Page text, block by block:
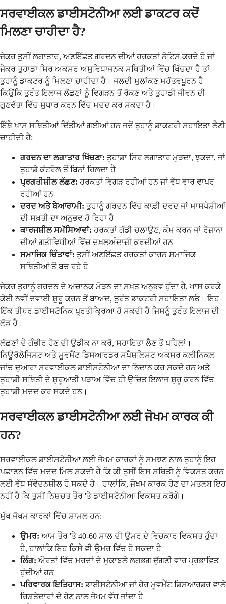
ਸਰਵਾਈਕਲ ਡਾਈਸਟੋਨੀਆ ਲਈ ਡਾਕਟਰ ਕਦੋਂ
ਮਿਲਣਾ ਚਾਹੀਦਾ ਹੈ?
ਜੇਕਰ ਤੁਸੀਂ ਲਗਾਤਾਰ, ਅਣਇੱਛਤ ਗਰਦਨ ਦੀਆਂ ਹਰਕਤਾਂ ਨੋਟਿਸ ਕਰਦੇ ਹੋ ਜਾਂ
ਜੇਕਰ ਤੁਹਾਡਾ ਸਿਰ ਅਕਸਰ ਅਸੁਵਿਧਾਜਨਕ ਸਥਿਤੀਆਂ ਵਿੱਚ ਖਿੱਚਦਾ ਹੈ ਤਾਂ
ਤੁਹਾਨੂੰ ਡਾਕਟਰ ਨੂੰ ਮਿਲਣਾ ਚਾਹੀਦਾ ਹੈ। ਜਲਦੀ ਮੁਲਾਂਕਣ ਮਹੱਤਵਪੂਰਨ ਹੈ
ਕਿਉਂਕਿ ਤੁਰੰਤ ਇਲਾਜ ਲੱਛਣਾਂ ਨੂੰ ਵਿਗੜਨ ਤੋਂ ਰੋਕਣ ਅਤੇ ਤੁਹਾਡੀ ਜੀਵਨ ਦੀ
ਗੁਣਵੱਤਾ ਵਿੱਚ ਸੁਧਾਰ ਕਰਨ ਵਿੱਚ ਮਦਦ ਕਰ ਸਕਦਾ ਹੈ।
ਇੱਥੇ ਖਾਸ ਸਥਿਤੀਆਂ ਦਿੱਤੀਆਂ ਗਈਆਂ ਹਨ ਜਦੋਂ ਤੁਹਾਨੂੰ ਡਾਕਟਰੀ ਸਹਾਇਤਾ ਲੈਣੀ
ਚਾਹੀਦੀ ਹੈ:
ਗਰਦਨ ਦਾ ਲਗਾਤਾਰ ਖਿੱਚਣਾ: ਤੁਹਾਡਾ ਸਿਰ ਲਗਾਤਾਰ ਮੁੜਦਾ, ਝੁਕਦਾ, ਜਾਂ
ਤੁਹਾਡੇ ਕੰਟਰੋਲ ਤੋਂ ਬਿਨਾਂ ਹਿਲਦਾ ਹੈ
ਪ੍ਰਗਤੀਸ਼ੀਲ ਲੱਛਣ: ਹਰਕਤਾਂ ਵਿਗੜ ਰਹੀਆਂ ਹਨ ਜਾਂ ਵੱਧ ਵਾਰ ਵਾਪਰ
ਰਹੀਆਂ ਹਨ
ਦਰਦ ਅਤੇ ਬੇਆਰਾਮੀ: ਤੁਹਾਨੂੰ ਗਰਦਨ ਵਿੱਚ ਕਾਫ਼ੀ ਦਰਦ ਜਾਂ ਮਾਸਪੇਸ਼ੀਆਂ
ਦੀ ਸਖ਼ਤੀ ਦਾ ਅਨੁਭਵ ਹੋ ਰਿਹਾ ਹੈ
ਕਾਰਜਸ਼ੀਲ ਸਮੱਸਿਆਵਾਂ: ਹਰਕਤਾਂ ਗੱਡੀ ਚਲਾਉਣ, ਕੰਮ ਕਰਨ ਜਾਂ ਰੋਜ਼ਾਨਾ
ਦੀਆਂ ਗਤੀਵਿਧੀਆਂ ਵਿੱਚ ਦਖ਼ਲਅੰਦਾਜ਼ੀ ਕਰਦੀਆਂ ਹਨ
ਸਮਾਜਿਕ ਚਿੰਤਾਵਾਂ: ਤੁਸੀਂ ਅਣਇੱਛਤ ਹਰਕਤਾਂ ਕਾਰਨ ਸਮਾਜਿਕ
ਸਥਿਤੀਆਂ ਤੋਂ ਬਚ ਰਹੇ ਹੋ
ਜੇਕਰ ਤੁਹਾਨੂੰ ਗਰਦਨ ਦੇ ਅਚਾਨਕ ਮੋੜਨ ਦਾ ਸਖ਼ਤ ਅਨੁਭਵ ਹੁੰਦਾ ਹੈ, ਖਾਸ ਕਰਕੇ
ਕੋਈ ਨਵੀਂ ਦਵਾਈ ਸ਼ੁਰੂ ਕਰਨ ਤੋਂ ਬਾਅਦ, ਤੁਰੰਤ ਡਾਕਟਰੀ ਸਹਾਇਤਾ ਲਓ। ਇਹ
ਇੱਕ ਤੀਬਰ ਡਾਈਸਟੋਨਿਕ ਪ੍ਰਤੀਕ੍ਰਿਆ ਹੋ ਸਕਦੀ ਹੈ ਜਿਸਨੂੰ ਤੁਰੰਤ ਇਲਾਜ ਦੀ
ਲੋੜ ਹੈ।
ਲੱਛਣਾਂ ਦੇ ਗੰਭੀਰ ਹੋਣ ਦੀ ਉਡੀਕ ਨਾ ਕਰੋ, ਸਹਾਇਤਾ ਲੈਣ ਤੋਂ ਪਹਿਲਾਂ।
ਨਿਊਰੋਲੋਜਿਸਟ ਅਤੇ ਮੂਵਮੈਂਟ ਡਿਸਆਰਡਰ ਸਪੈਸ਼ਲਿਸਟ ਅਕਸਰ ਕਲੀਨਿਕਲ
ਜਾਂਚ ਦੁਆਰਾ ਸਰਵਾਈਕਲ ਡਾਈਸਟੋਨੀਆ ਦਾ ਨਿਦਾਨ ਕਰ ਸਕਦੇ ਹਨ ਅਤੇ
ਤੁਹਾਡੀ ਸਥਿਤੀ ਦੇ ਸ਼ੁਰੂਆਤੀ ਪੜਾਅ ਵਿੱਚ ਹੀ ਉਚਿਤ ਇਲਾਜ ਸ਼ੁਰੂ ਕਰਨ ਵਿੱਚ
ਤੁਹਾਡੀ ਮਦਦ ਕਰ ਸਕਦੇ ਹਨ।
ਸਰਵਾਈਕਲ ਡਾਈਸਟੋਨੀਆ ਲਈ ਜੋਖਮ ਕਾਰਕ ਕੀ
ਹਨ?
ਸਰਵਾਈਕਲ ਡਾਈਸਟੋਨੀਆ ਲਈ ਜੋਖਮ ਕਾਰਕਾਂ ਨੂੰ ਸਮਝਣ ਨਾਲ ਤੁਹਾਨੂੰ ਇਹ
ਪਛਾਣਨ ਵਿੱਚ ਮਦਦ ਮਿਲ ਸਕਦੀ ਹੈ ਕਿ ਕੀ ਤੁਸੀਂ ਇਸ ਸਥਿਤੀ ਨੂੰ ਵਿਕਸਤ ਕਰਨ
ਲਈ ਵੱਧ ਸੰਵੇਦਨਸ਼ੀਲ ਹੋ ਸਕਦੇ ਹੋ। ਹਾਲਾਂਕਿ, ਜੋਖਮ ਕਾਰਕ ਹੋਣ ਦਾ ਮਤਲਬ ਇਹ
ਨਹੀਂ ਹੈ ਕਿ ਤੁਸੀਂ ਨਿਸ਼ਚਤ ਤੌਰ 'ਤੇ ਡਾਈਸਟੋਨੀਆ ਵਿਕਸਤ ਕਰੋਗੇ।
ਮੁੱਖ ਜੋਖਮ ਕਾਰਕਾਂ ਵਿੱਚ ਸ਼ਾਮਲ ਹਨ:
ਉਮਰ: ਆਮ ਤੌਰ 'ਤੇ 40-60 ਸਾਲ ਦੀ ਉਮਰ ਦੇ ਵਿਚਕਾਰ ਵਿਕਸਤ ਹੁੰਦਾ
ਹੈ, ਹਾਲਾਂਕਿ ਇਹ ਕਿਸੇ ਵੀ ਉਮਰ ਵਿੱਚ ਹੋ ਸਕਦਾ ਹੈ
ਲਿੰਗ: ਔਰਤਾਂ ਵਿੱਚ ਮਰਦਾਂ ਦੇ ਮੁਕਾਬਲੇ ਲਗਭਗ ਦੁੱਗਣੀ ਵਾਰ ਪ੍ਰਭਾਵਿਤ
ਹੁੰਦੀਆਂ ਹਨ
ਪਰਿਵਾਰਕ ਇਤਿਹਾਸ: ਡਾਈਸਟੋਨੀਆ ਜਾਂ ਹੋਰ ਮੂਵਮੈਂਟ ਡਿਸਆਰਡਰ ਵਾਲੇ
ਰਿਸ਼ਤੇਦਾਰਾਂ ਦੇ ਹੋਣ ਨਾਲ ਜੋਖਮ ਵੱਧ ਜਾਂਦਾ ਹੈ